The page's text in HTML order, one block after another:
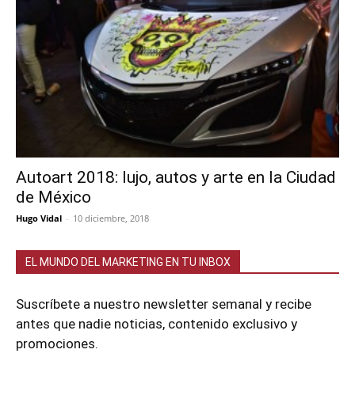
Autoart 2018: lujo, autos y arte en la Ciudad
de México
Hugo Vidal - 10 diciembre, 2018
EL MUNDO DEL MARKETING EN TU INBOX
Suscríbete a nuestro newsletter semanal y recibe
antes que nadie noticias, contenido exclusivo y
promociones.